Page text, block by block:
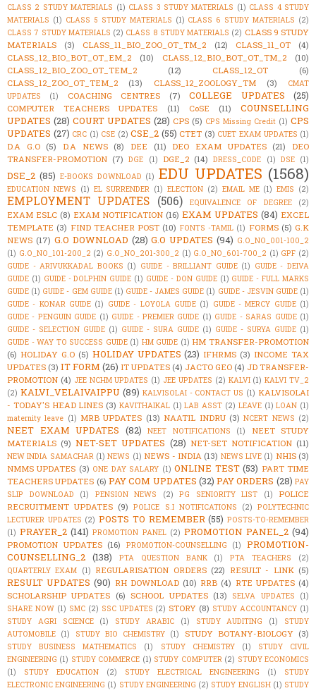
CLASS 2 STUDY MATERIALS (1) CLASS 3 STUDY MATERIALS (1) CLASS 4 STUDY
MATERIALS (1) CLASS 5 STUDY MATERIALS (1) CLASS 6 STUDY MATERIALS (2)
CLASS 7 STUDY MATERIALS (2) CLASS 8 STUDY MATERIALS (2) CLASS 9 STUDY
MATERIALS
(3) CLASS_11_BIO_ZOO_OT_TM_2 (12) CLASS_11_OT
(4)
CLASS_12_BIO_BOT_OT_EM_2
(10) CLASS_12_BIO_BOT_OT_TM_2
(10)
CLASS_12_BIO_ZOO_OT_TEM_2
(12) CLASS_12_OT
(6)
CLASS_12_ZOO_OT_TEM_2
(13) CLASS_12_ZOOLOGY_TM (3)
CMAT
UPDATES
(1) COACHING CENTRES (7) COLLEGE UPDATES (25)
COMPUTER TEACHERS UPDATES (11) CoSE (11)
COUNSELLING
UPDATES (28) COURT UPDATES (28) CPS (5) CPS Missing Credit (1) CPS
UPDATES (27) CRC (1) CSE (2) CSE_2 (55) CTET (3) CUET EXAM UPDATES (1)
D.A G.O (5) D.A NEWS (8) DEE (11) DEO EXAM UPDATES (21)
DEO
TRANSFER-PROMOTION (7) DGE (1) DGE_2 (14) DRESS_CODE (1) DSE (1)
DSE_2 (85) E-BOOKS DOWNLOAD (1) EDU UPDATES (1568)
EDUCATION NEWS (1) EL SURRENDER (1) ELECTION (2) EMAIL ME (1) EMIS (2)
EMPLOYMENT UPDATES (506) EQUIVALENCE OF DEGREE (2)
EXAM ESLC (8) EXAM NOTIFICATION (16) EXAM UPDATES (84) EXCEL
TEMPLATE (3) FIND TEACHER POST (10) FONTS -TAMIL (1) FORMS (5) G.K
NEWS (17) G.O DOWNLOAD (28) G.O UPDATES (94) G.O_NO_001-100_2
(1) G.O_NO_101-200_2 (2) G.O_NO_201-300_2 (1) G.O_NO_601-700_2 (1) GPF (2)
GUIDE - ARIVUKKADAL BOOKS (1) GUIDE - BRILLIANT GUIDE (1) GUIDE - DEIVA
GUIDE (1) GUIDE - DOLPHIN GUIDE (1) GUIDE - DON GUIDE (1) GUIDE - FULL MARKS
GUIDE (1) GUIDE - GEM GUIDE (1) GUIDE - JAMES GUIDE (1) GUIDE - JESVIN GUIDE (1)
GUIDE - KONAR GUIDE (1) GUIDE - LOYOLA GUIDE (1) GUIDE - MERCY GUIDE (1)
GUIDE - PENGUIN GUIDE (1) GUIDE - PREMIER GUIDE (1) GUIDE - SARAS GUIDE (1)
GUIDE - SELECTION GUIDE (1) GUIDE - SURA GUIDE (1) GUIDE - SURYA GUIDE (1)
GUIDE - WAY TO SUCCESS GUIDE (1) HM GUIDE (1) HM TRANSFER-PROMOTION
(6) HOLIDAY G.O (5) HOLIDAY UPDATES (23) IFHRMS (3) INCOME TAX
UPDATES (3) IT FORM (26) IT UPDATES (4) JACTO GEO (4) JD TRANSFER-
PROMOTION (4) JEE NCHM UPDATES (1) JEE UPDATES (2) KALVI (1) KALVI TV_2
(2) KALVI_VELAIVAIPPU (89) KALVISOLAI - CONTACT US (1) KALVISOLAI
- TODAY'S HEAD LINES (3) KAVITHAIKAL (1) LAB ASST (2) LEAVE (1) LOAN (1)
maternity leave (1) MRB UPDATES (13) NAATIL INDRU (3) NCERT NEWS (2)
NEET EXAM UPDATES (82) NEET NOTIFICATIONS (1)
NEET STUDY
MATERIALS (9) NET-SET UPDATES (28) NET-SET NOTIFICATION (11)
NEW INDIA SAMACHAR (1) NEWS (1) NEWS - INDIA (13) NEWS LIVE (1) NHIS (3)
NMMS UPDATES (3) ONE DAY SALARY (1) ONLINE TEST (53) PART TIME
TEACHERS UPDATES (6) PAY COM UPDATES (32) PAY ORDERS (28) PAY
SLIP DOWNLOAD
(1) PENSION NEWS (2) PG SENIORITY LIST (1)
POLICE
RECRUITMENT UPDATES (9) POLICE S.I NOTIFICATIONS (2) POLYTECHNIC
LECTURER UPDATES (2) POSTS TO REMEMBER (55) POSTS-TO-REMEMBER
(1) PRAYER_2 (141) PROMOTION PANEL (2) PROMOTION PANEL_2 (94)
PROMOTION UPDATES (16) PROMOTION-COUNSELLING (1)
PROMOTION-
COUNSELLING_2 (138) PTA QUESTION BANK (1) PTA TEACHERS
(2)
QUARTERLY EXAM (1) REGULARISATION ORDERS (22) RESULT - LINK (5)
RESULT UPDATES (90) RH DOWNLOAD (10) RRB (4) RTE UPDATES (4)
SCHOLARSHIP UPDATES (6) SCHOOL UPDATES (13) SELVA UPDATES
(1)
SHARE NOW (1) SMC (2) SSC UPDATES (2) STORY (8) STUDY ACCOUNTANCY (1)
STUDY AGRI SCIENCE
(1) STUDY ARABIC (1) STUDY AUDITING (1)
STUDY
AUTOMOBILE (1) STUDY BIO CHEMISTRY (1) STUDY BOTANY-BIOLOGY (3)
STUDY BUSINESS MATHEMATICS (1) STUDY CHEMISTRY (1)
STUDY CIVIL
ENGINEERING (1) STUDY COMMERCE (1) STUDY COMPUTER (2) STUDY ECONOMICS
(1)
STUDY EDUCATION (2) STUDY ELECTRICAL ENGINEERING (1)
STUDY
ELECTRONIC ENGINEERING (1) STUDY ENGINEERING (2) STUDY ENGLISH (1) STUDY